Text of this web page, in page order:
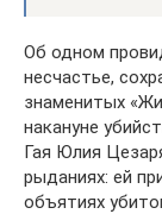
Об одном
несчастье,
знаменитых
накануне
Гая Юлия
рыданиях: ей
объятиях